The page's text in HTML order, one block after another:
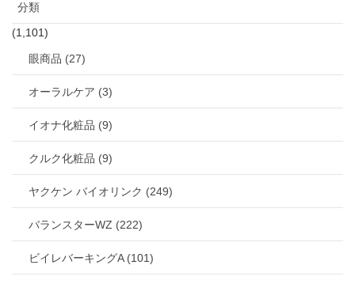
分類
(1,101)
眼商品 (27)
オーラルケア (3)
イオナ化粧品 (9)
クルク化粧品 (9)
ヤクケン バイオリンク (249)
バランスターWZ (222)
ビイレバーキングA (101)